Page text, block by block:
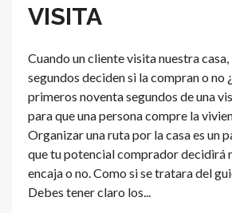
VISITA
Cuando un cliente visita nuestra
segundos deciden si la compran o no
primeros noventa segundos de una
para que una persona compre la
Organizar una ruta por la casa es un
que tu potencial comprador decidirá
encaja o no. Como si se tratara del
Debes tener claro los...